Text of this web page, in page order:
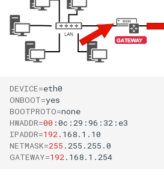
DEVICE=
ONBOOT=
BOOTPROTO=
HWADDR=00
IPADDR=192
NETMASK=255
GATEWAY=192